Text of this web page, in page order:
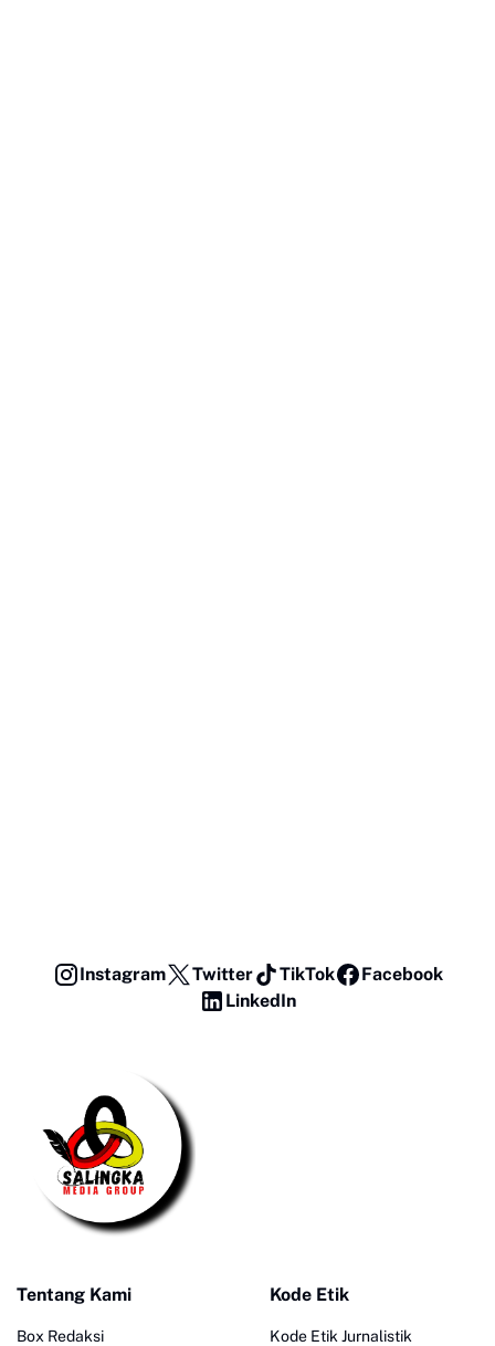
Instagram Twitter TikTok
Facebook
LinkedIn
Tentang Kami
Box Redaksi
Kode Etik
Kode Etik Jurnalistik